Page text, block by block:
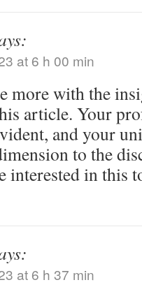
at 6 h 00 min
more with the
article. Your
and your
to the
interested in this
at 6 h 37 min